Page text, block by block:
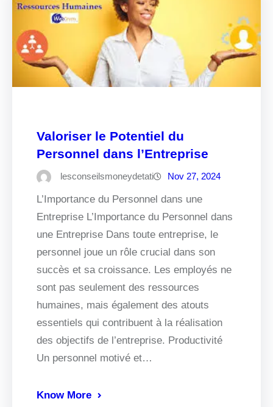
Valoriser le Potentiel du
Personnel dans l’Entreprise
lesconseilsmoneydetati Nov 27, 2024
L’Importance du Personnel dans une
Entreprise L’Importance du Personnel dans
une Entreprise Dans toute entreprise, le
personnel joue un rôle crucial dans son
succès et sa croissance. Les employés ne
sont pas seulement des ressources
humaines, mais également des atouts
essentiels qui contribuent à la réalisation
des objectifs de l’entreprise. Productivité
Un personnel motivé et…
Know More